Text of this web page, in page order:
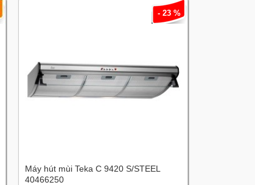
- 23 %
Máy hút mùi Teka C 9420 S/STEEL
40466250